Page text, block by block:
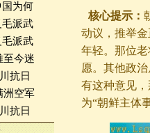
为何
派武
派武
至今迷
抗日
洲空军
抗日
核心提示：
动议，推举
年轻。那位
愿。其他政
有这种意见
为“朝鲜主体